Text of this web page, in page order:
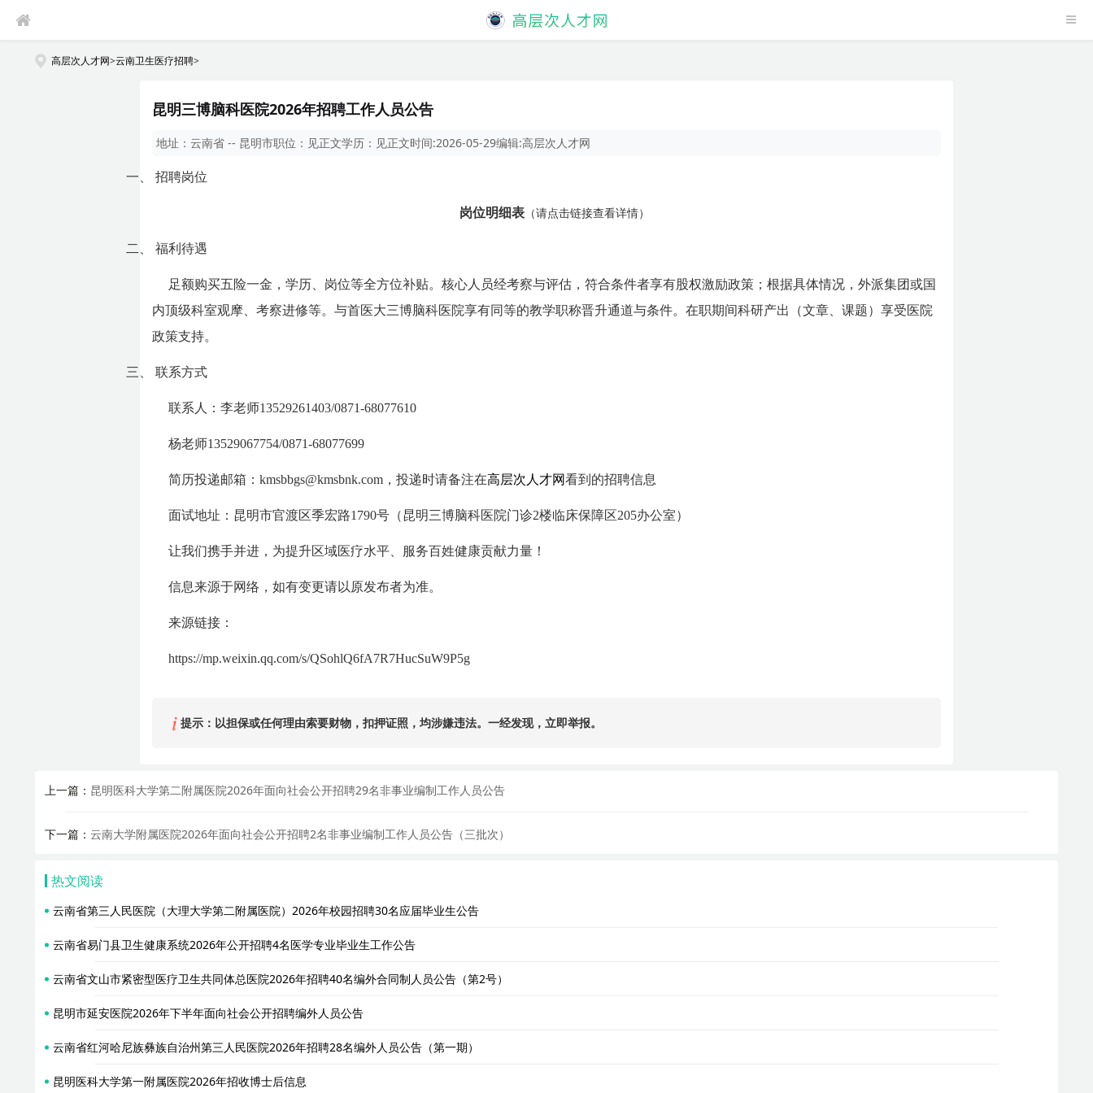
高层次人才网>云南卫生医疗招聘>
昆明三博脑科医院2026年招聘工作人员公告
地址： 云南省 -- 昆明市职位： 见正文学历： 见正文时间:2026-05-29编辑:高层次人才网
一、 招聘岗位
岗位明细表 （请点击链接查看详情）
二、 福利待遇
足额购买五险一金，学历、岗位等全方位补贴。核心人员经考察与评估，符合条件者享有股权激励政策；根据具体情况，外派集团或国
内顶级科室观摩、考察进修等。与首医大三博脑科医院享有同等的教学职称晋升通道与条件。在职期间科研产出（文章、课题）享受医院
政策支持。
三、 联系方式
联系人：李老师13529261403/0871-68077610
杨老师13529067754/0871-68077699
简历投递邮箱：kmsbbgs@kmsbnk.com，投递时请备注在高层次人才网看到的招聘信息
面试地址：昆明市官渡区季宏路1790号（昆明三博脑科医院门诊2楼临床保障区205办公室）
让我们携手并进，为提升区域医疗水平、服务百姓健康贡献力量！
信息来源于网络，如有变更请以原发布者为准。
来源链接：
https://mp.weixin.qq.com/s/QSohlQ6fA7R7HucSuW9P5g
提示：以担保或任何理由索要财物，扣押证照，均涉嫌违法。一经发现，立即举报。
上一篇： 昆明医科大学第二附属医院2026年面向社会公开招聘29名非事业编制工作人员公告
下一篇：云南大学附属医院2026年面向社会公开招聘2名非事业编制工作人员公告（三批次）
热文阅读
云南省第三人民医院（大理大学第二附属医院）2026年校园招聘30名应届毕业生公告
云南省易门县卫生健康系统2026年公开招聘4名医学专业毕业生工作公告
云南省文山市紧密型医疗卫生共同体总医院2026年招聘40名编外合同制人员公告（第2号）
昆明市延安医院2026年下半年面向社会公开招聘编外人员公告
云南省红河哈尼族彝族自治州第三人民医院2026年招聘28名编外人员公告（第一期）
昆明医科大学第一附属医院2026年招收博士后信息